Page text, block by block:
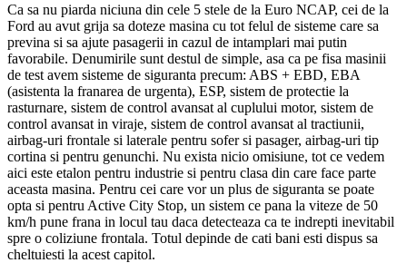
Ca sa nu piarda niciuna din cele 5 stele de la Euro NCAP, cei de la
Ford au avut grija sa doteze masina cu tot felul de sisteme care sa
previna si sa ajute pasagerii in cazul de intamplari mai putin
favorabile. Denumirile sunt destul de simple, asa ca pe fisa masinii
de test avem sisteme de siguranta precum: ABS + EBD, EBA
(asistenta la franarea de urgenta), ESP, sistem de protectie la
rasturnare, sistem de control avansat al cuplului motor, sistem de
control avansat in viraje, sistem de control avansat al tractiunii,
airbag-uri frontale si laterale pentru sofer si pasager, airbag-uri tip
cortina si pentru genunchi. Nu exista nicio omisiune, tot ce vedem
aici este etalon pentru industrie si pentru clasa din care face parte
aceasta masina. Pentru cei care vor un plus de siguranta se poate
opta si pentru Active City Stop, un sistem ce pana la viteze de 50
km/h pune frana in locul tau daca detecteaza ca te indrepti inevitabil
spre o coliziune frontala. Totul depinde de cati bani esti dispus sa
cheltuiesti la acest capitol.